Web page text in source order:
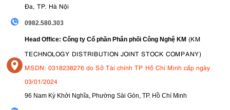
Đa, TP. Hà Nội
0982.580.303
Head Office: Công ty Cổ phần Phân phối Công Nghệ KM (KM
TECHNOLOGY DISTRIBUTION JOINT STOCK COMPANY)
MSDN: 0318238276 do Sở Tài chính TP Hồ Chí Minh cấp ngày
03/01/2024
96 Nam Kỳ Khởi Nghĩa, Phường Sài Gòn, TP. Hồ Chí Minh